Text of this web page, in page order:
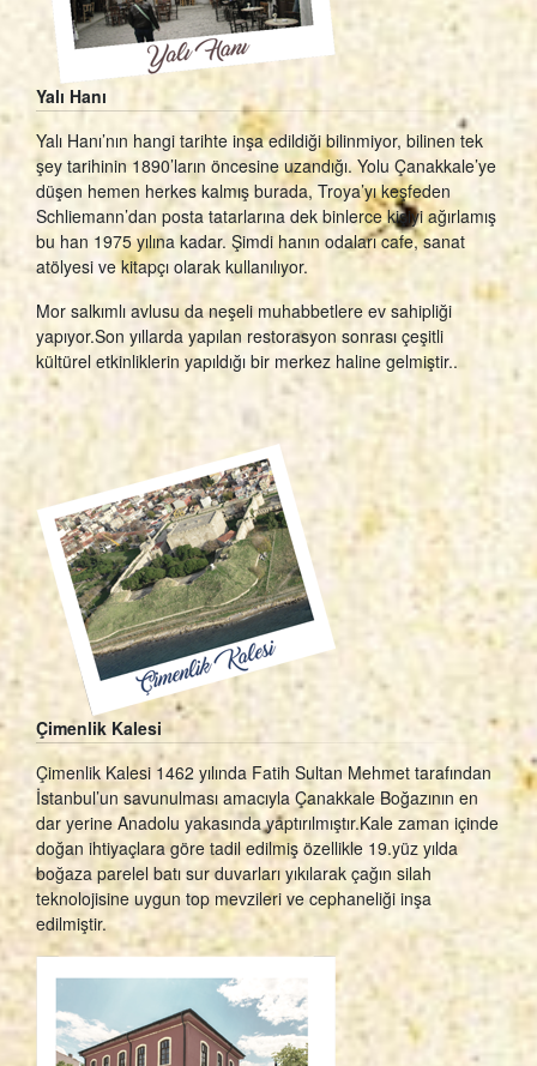
Yalı Hanı
Yalı Hanı’nın hangi tarihte inşa edildiği bilinmiyor, bilinen tek
şey tarihinin 1890’ların öncesine uzandığı. Yolu Çanakkale’ye
düşen hemen herkes kalmış burada, Troya’yı keşfeden
Schliemann’dan posta tatarlarına dek binlerce kişiyi ağırlamış
bu han 1975 yılına kadar. Şimdi hanın odaları cafe, sanat
atölyesi ve kitapçı olarak kullanılıyor.
Mor salkımlı avlusu da neşeli muhabbetlere ev sahipliği
yapıyor.Son yıllarda yapılan restorasyon sonrası çeşitli
kültürel etkinliklerin yapıldığı bir merkez haline gelmiştir..
Çimenlik Kalesi
Çimenlik Kalesi 1462 yılında Fatih Sultan Mehmet tarafından
İstanbul’un savunulması amacıyla Çanakkale Boğazının en
dar yerine Anadolu yakasında yaptırılmıştır.Kale zaman içinde
doğan ihtiyaçlara göre tadil edilmiş özellikle 19.yüz yılda
boğaza parelel batı sur duvarları yıkılarak çağın silah
teknolojisine uygun top mevzileri ve cephaneliği inşa
edilmiştir.